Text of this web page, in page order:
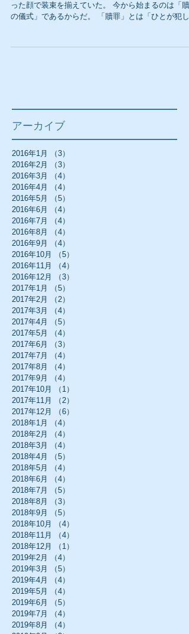
った顔で装束を揃えていた。 今から始まるのは「贖
の儀式」であるからだ。 「贖罪」とは「ひとが犯し
た長服を着、亜麻布の「ももひき...
アーカイブ
2016年1月 （3）
2016年2月
（3）
2016年3月
（4）
2016年4月
（4）
2016年5月
（5）
2016年6月
（4）
2016年7月
（4）
2016年8月
（4）
2016年9月
（4）
2016年10月
（5）
2016年11月
（4）
2016年12月
（3）
2017年1月
（5）
2017年2月
（2）
2017年3月
（4）
2017年4月
（5）
2017年5月
（4）
2017年6月
（3）
2017年7月
（4）
2017年8月
（4）
2017年9月
（4）
2017年10月
（1）
2017年11月
（2）
2017年12月
（6）
2018年1月
（4）
2018年2月
（4）
2018年3月
（4）
2018年4月
（5）
2018年5月
（4）
2018年6月
（4）
2018年7月
（5）
2018年8月
（3）
2018年9月
（5）
2018年10月
（4）
2018年11月
（4）
2018年12月
（1）
2019年2月
（4）
2019年3月
（5）
2019年4月
（4）
2019年5月
（4）
2019年6月
（5）
2019年7月
（4）
2019年8月
（4）